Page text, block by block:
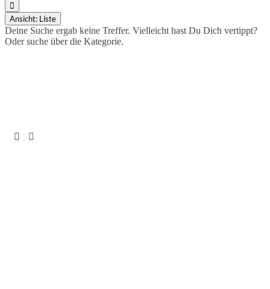
Ansicht: Liste
Deine Suche ergab keine Treffer. Vielleicht hast Du Dich vertippt?
Oder suche über die Kategorie.